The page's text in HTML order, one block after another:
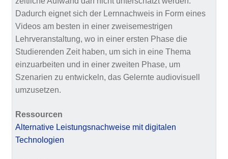
Dadurch eignet sich der Lernnachweis in Form eines
Videos am besten in einer zweisemestrigen
Lehrveranstaltung, wo in einer ersten Phase die
Studierenden Zeit haben, um sich in eine Thema
einzuarbeiten und in einer zweiten Phase, um
Szenarien zu entwickeln, das Gelernte audiovisuell
umzusetzen.
Ressourcen
Alternative Leistungsnachweise mit digitalen
Technologien